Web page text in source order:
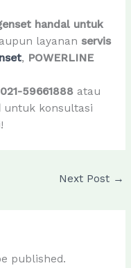
handal untuk
layanan servis
, POWERLINE
59661888atau
untuk konsultasi
Next Post →
published.